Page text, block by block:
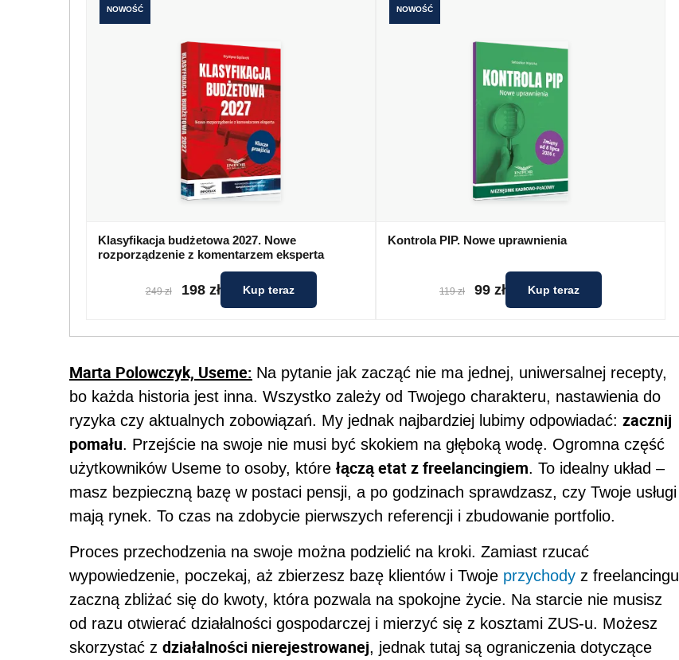
NOWOŚĆ
Klasyfikacja budżetowa 2027. Nowe
rozporządzenie z komentarzem eksperta
249 zł 198 zł Kup teraz
NOWOŚĆ
Kontrola PIP. Nowe uprawnienia
119 zł 99 zł Kup teraz
Marta Polowczyk, Useme: Na pytanie jak zacząć nie ma jednej, uniwersalnej recepty,
bo każda historia jest inna. Wszystko zależy od Twojego charakteru, nastawienia do
ryzyka czy aktualnych zobowiązań. My jednak najbardziej lubimy odpowiadać: zacznij
pomału. Przejście na swoje nie musi być skokiem na głęboką wodę. Ogromna część
użytkowników Useme to osoby, które łączą etat z freelancingiem. To idealny układ –
masz bezpieczną bazę w postaci pensji, a po godzinach sprawdzasz, czy Twoje usługi
mają rynek. To czas na zdobycie pierwszych referencji i zbudowanie portfolio.
Proces przechodzenia na swoje można podzielić na kroki. Zamiast rzucać
wypowiedzenie, poczekaj, aż zbierzesz bazę klientów i Twoje przychody z freelancingu
zaczną zbliżać się do kwoty, która pozwala na spokojne życie. Na starcie nie musisz
od razu otwierać działalności gospodarczej i mierzyć się z kosztami ZUS-u. Możesz
skorzystać z działalności nierejestrowanej, jednak tutaj są ograniczenia dotyczące